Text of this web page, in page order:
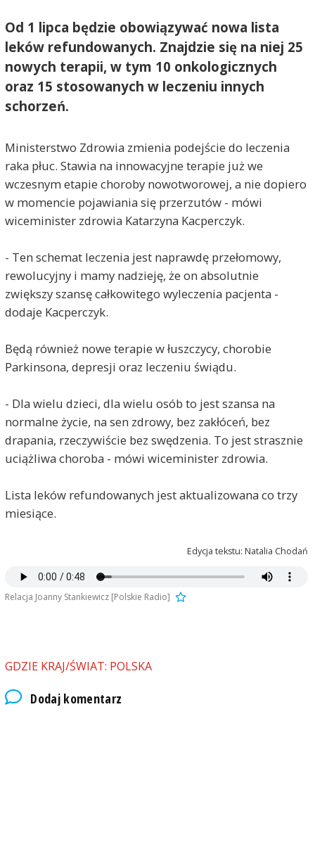
Od 1 lipca będzie obowiązywać nowa lista
leków refundowanych. Znajdzie się na niej 25
nowych terapii, w tym 10 onkologicznych
oraz 15 stosowanych w leczeniu innych
schorzeń.
Ministerstwo Zdrowia zmienia podejście do leczenia
raka płuc. Stawia na innowacyjne terapie już we
wczesnym etapie choroby nowotworowej, a nie dopiero
w momencie pojawiania się przerzutów - mówi
wiceminister zdrowia Katarzyna Kacperczyk.
- Ten schemat leczenia jest naprawdę przełomowy,
rewolucyjny i mamy nadzieję, że on absolutnie
zwiększy szansę całkowitego wyleczenia pacjenta -
dodaje Kacperczyk.
Będą również nowe terapie w łuszczycy, chorobie
Parkinsona, depresji oraz leczeniu świądu.
- Dla wielu dzieci, dla wielu osób to jest szansa na
normalne życie, na sen zdrowy, bez zakłóceń, bez
drapania, rzeczywiście bez swędzenia. To jest strasznie
uciążliwa choroba - mówi wiceminister zdrowia.
Lista leków refundowanych jest aktualizowana co trzy
miesiące.
Edycja tekstu: Natalia Chodań
Relacja Joanny Stankiewicz [Polskie Radio]
GDZIE KRAJ/ŚWIAT: POLSKA
Dodaj komentarz